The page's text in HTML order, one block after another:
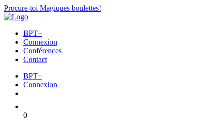
Procure-toi Magiques boulettes!
BPT+
Connexion
Conférences
Contact
BPT+
Connexion
0